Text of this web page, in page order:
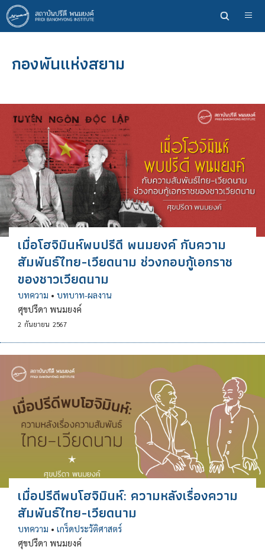
ข้าม
ไป
ยัง
หลักกองพันแห่งสยาม
เมื่อโฮจิมินห์พบปรีดี พนมยงค์ กับความ
สัมพันธ์ไทย-เวียดนาม ช่วงกอบกู้เอกราช
ของชาวเวียดนาม
บทความ • บทบาท-ผลงาน
ศุขปรีดา พนมยงค์
2 กันยายน 2567
เมื่อปรีดีพบโฮจิมินห์: ความหลังเรื่องความ
สัมพันธ์ไทย-เวียดนาม
บทความ • เกร็ดประวัติศาสตร์
ศุขปรีดา พนมยงค์